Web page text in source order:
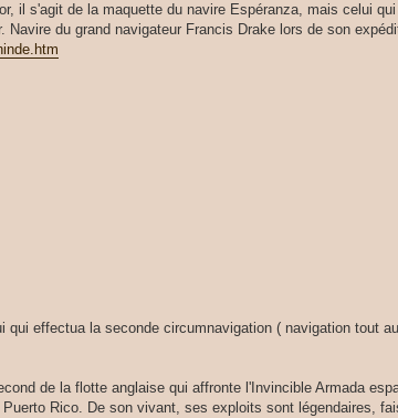
il s'agit de la maquette du navire Espéranza, mais celui
du grand navigateur Francis Drake lors de son
effectua la seconde circumnavigation ( navigation tout
de la flotte anglaise qui affronte l'Invincible Armada
Rico. De son vivant, ses exploits sont légendaires,